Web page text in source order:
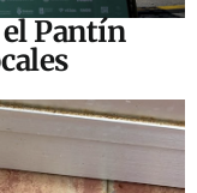
Pantín